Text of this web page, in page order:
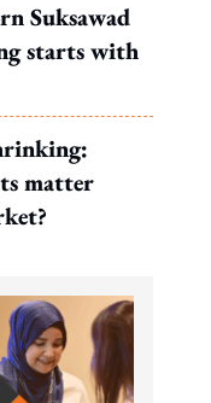
Suksawad
starts with
matter